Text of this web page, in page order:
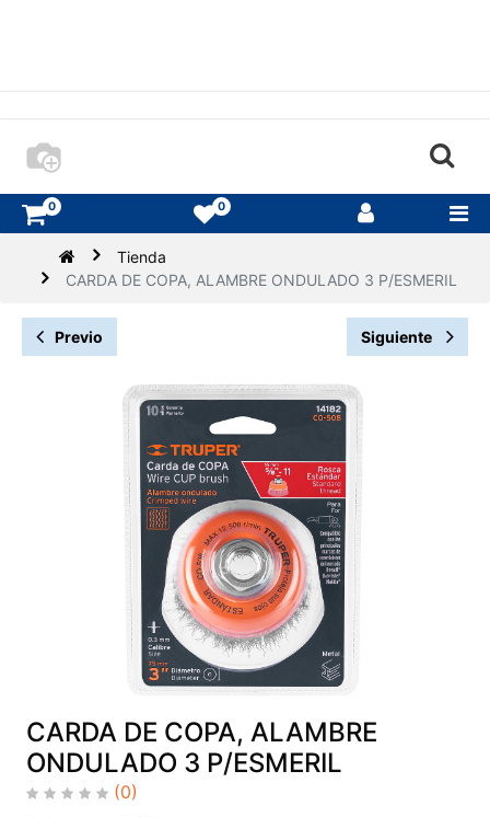
0 0
Tienda
CARDA DE COPA, ALAMBRE ONDULADO 3 P/ESMERIL
Previo Siguiente
CARDA DE COPA, ALAMBRE
ONDULADO 3 P/ESMERIL
(0)